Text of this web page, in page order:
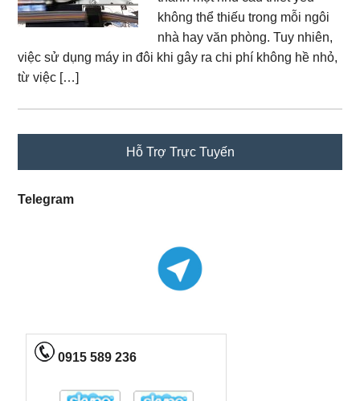
không thể thiếu trong mỗi ngôi
nhà hay văn phòng. Tuy nhiên,
việc sử dụng máy in đôi khi gây ra chi phí không hề nhỏ,
từ việc […]
Hỗ Trợ Trực Tuyến
Telegram
0915 589 236